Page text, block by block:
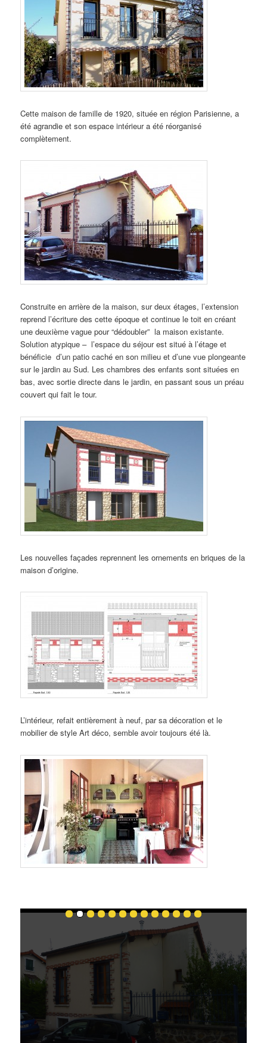
Cette maison de famille de 1920, située en région Parisienne, a
été agrandie et son espace intérieur a été réorganisé
complètement.
Construite en arrière de la maison, sur deux étages, l’extension
reprend l’écriture des cette époque et continue le toit en créant
une deuxième vague pour “dédoubler” la maison existante.
Solution atypique – l’espace du séjour est situé à l’étage et
bénéficie d’un patio caché en son milieu et d’une vue plongeante
sur le jardin au Sud. Les chambres des enfants sont situées en
bas, avec sortie directe dans le jardin, en passant sous un préau
couvert qui fait le tour.
Les nouvelles façades reprennent les ornements en briques de la
maison d’origine.
L’intérieur, refait entièrement à neuf, par sa décoration et le
mobilier de style Art déco, semble avoir toujours été là.